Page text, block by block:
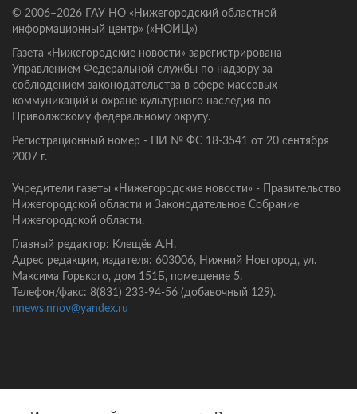
© 2006–2026 ГАУ НО «Нижегородский областной
информационный центр» («НОИЦ»)
Газета «Нижегородские новости» зарегистрирована
Управлением Федеральной службы по надзору за
соблюдением законодательства в сфере массовых
коммуникаций и охране культурного наследия по
Приволжскому федеральному округу.
Регистрационный номер - ПИ № ФС 18-3541 от 20 сентября
2007 г.
Учредители газеты «Нижегородские новости» - Правительство
Нижегородской области и Законодательное Собрание
Нижегородской области.
Главный редактор: Клещёв А.Н.
Адрес редакции, издателя: 603006, Нижний Новгород, ул.
Максима Горького, дом 151Б, помещение 5.
Телефон/факс: 8(831) 233-94-56 (добавочный 129).
nnews.nnov@yandex.ru